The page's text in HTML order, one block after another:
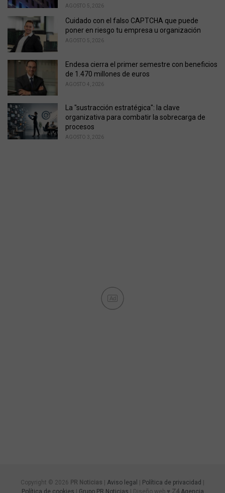
AGOSTO 5, 2026
Cuidado con el falso CAPTCHA que puede
poner en riesgo tu empresa u organización
AGOSTO 5, 2026
Endesa cierra el primer semestre con beneficios
de 1.470 millones de euros
AGOSTO 4, 2026
La "sustracción estratégica": la clave
organizativa para combatir la sobrecarga de
procesos
AGOSTO 3, 2026
Ad
Copyright © 2026 PR Noticias Aviso legal Política de privacidad